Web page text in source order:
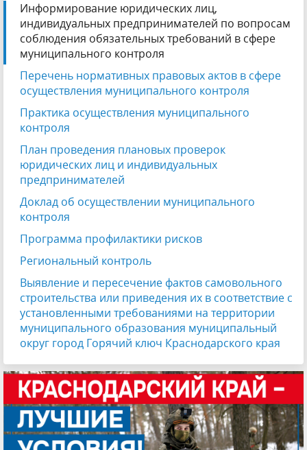
Информирование юридических лиц,
индивидуальных предпринимателей по вопросам
соблюдения обязательных требований в сфере
муниципального контроля
Перечень нормативных правовых актов в сфере
осуществления муниципального контроля
Практика осуществления муниципального
контроля
План проведения плановых проверок
юридических лиц и индивидуальных
предпринимателей
Доклад об осуществлении муниципального
контроля
Программа профилактики рисков
Региональный контроль
Выявление и пересечение фактов самовольного
строительства или приведения их в соответствие с
установленными требованиями на территории
муниципального образования муниципальный
округ город Горячий ключ Краснодарского края